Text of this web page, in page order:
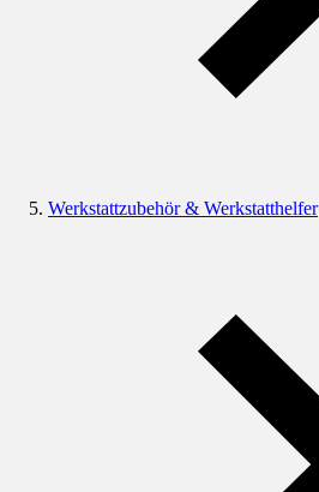
Werkstattzubehör & Werkstatthelfer